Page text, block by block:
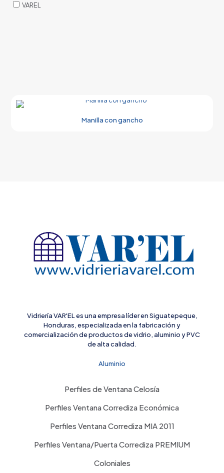
VAREL
Manilla con gancho
Vidriería VAR'EL es una empresa líder en Siguatepeque,
Honduras, especializada en la fabricación y
comercialización de productos de vidrio, aluminio y PVC
de alta calidad.
Aluminio
Perfiles de Ventana Celosía
Perfiles Ventana Corrediza Económica
Perfiles Ventana Corrediza MIA 2011
Perfiles Ventana/Puerta Corrediza PREMIUM
Coloniales